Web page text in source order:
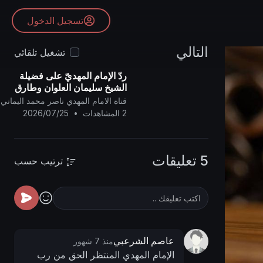
تسجيل الدخول
التالي
تشغيل تلقائي
ردّ الإمام المهديّ على فضيلة
الشيخ سليمان العلوان وطارق
السويدان ..
قناة الامام المهدي ناصر محمد اليماني
2 المشاهدات
•
2026/07/25
5 تعليقات ترتيب حسب
عاصم الشرعبيمنذ 7 شهور
الإمام المهدي المنتظر الحق من رب